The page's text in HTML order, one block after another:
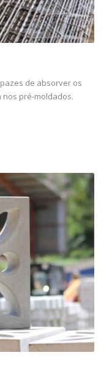
de absorver os
pré-moldados.